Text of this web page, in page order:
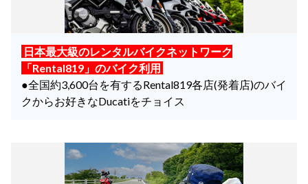
日本最大級のレンタルバイクネットワーク
「Rental819」のバイク利用
●全国約3,600台を有するRental819各店(発着店)のバイ
クからお好きなDucatiをチョイス